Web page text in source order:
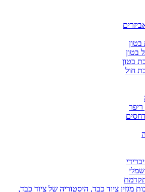
בטון
בטון
בטון
חול
מגזין ציוד כבד, היסטוריה של ציוד כבד,